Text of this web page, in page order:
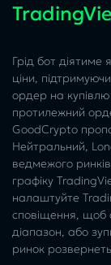
Грід бот діятиме
ціни,
ордер на
протилежний
GoodCrypto
Нейтральний,
ведмежого
графіку
налаштуйте
сповіщення, щоб
діапазон, або
ринок